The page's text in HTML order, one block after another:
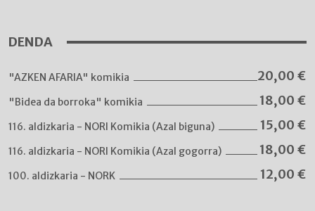
DENDA
"AZKEN AFARIA" komikia 20,00 €
"Bidea da borroka" komikia 18,00 €
116. aldizkaria - NORI Komikia (Azal biguna) 15,00 €
116. aldizkaria - NORI Komikia (Azal gogorra) 18,00 €
100. aldizkaria - NORK 12,00 €